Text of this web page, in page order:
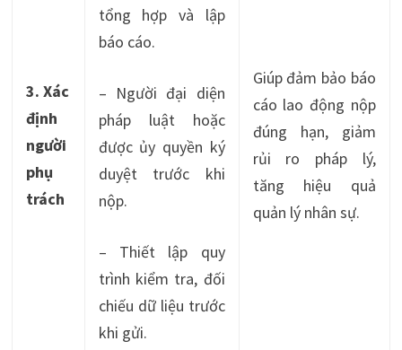
3. Xác
định
người
phụ
trách
tổng hợp và lập
báo cáo.
– Người đại diện
pháp luật hoặc
được ủy quyền ký
duyệt trước khi
nộp.
– Thiết lập quy
trình kiểm tra, đối
chiếu dữ liệu trước
khi gửi.
Giúp đảm bảo báo
cáo lao động nộp
đúng hạn, giảm
rủi ro pháp lý,
tăng hiệu quả
quản lý nhân sự.